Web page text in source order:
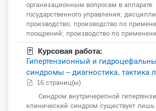
организационным вопросам в аппарате
государственного управления;
производство; производство по
поощрений; производство по
Курсовая работа:
Гипертензионный и
синдромы – диагностика, тактика
16 страниц(ы)
Синдром внутричерепной
клинический синдром существует лишь